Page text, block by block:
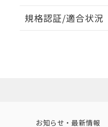
EU RoHS 注意事項・
規格認証/適合状況
お知らせ・最新情報